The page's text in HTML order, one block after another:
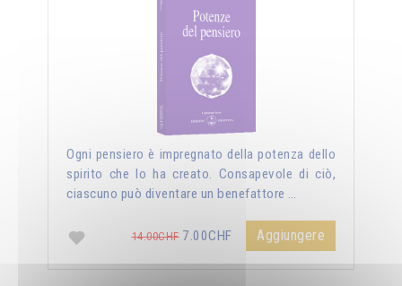
Ogni pensiero è impregnato della potenza dello
spirito che lo ha creato. Consapevole di ciò,
ciascuno può diventare un benefattore …
14.00CHF7.00CHF Aggiungere